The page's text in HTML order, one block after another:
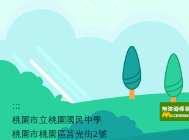
:::
桃園市立桃園國民中學
桃園市桃園區莒光街2號